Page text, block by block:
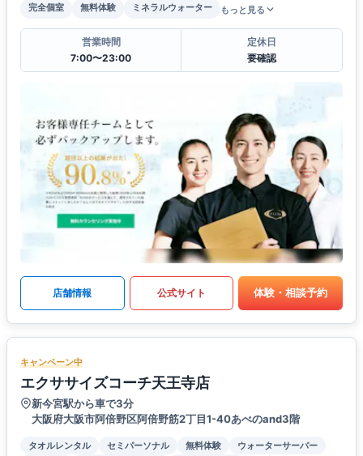
完全個室
無料体験 ミネラルウォーター もっと見る
営業時間
7:00〜23:00
定休日
要確認
店舗情報 公式サイト 体験・相談予約
キャンペーン中
エクササイズコーチ天王寺店
新今宮駅から車で3分
大阪府大阪市阿倍野区阿倍野筋2丁目1-40あべのand3階
タオルレンタル セミパーソナル 無料体験
ウォーターサーバー